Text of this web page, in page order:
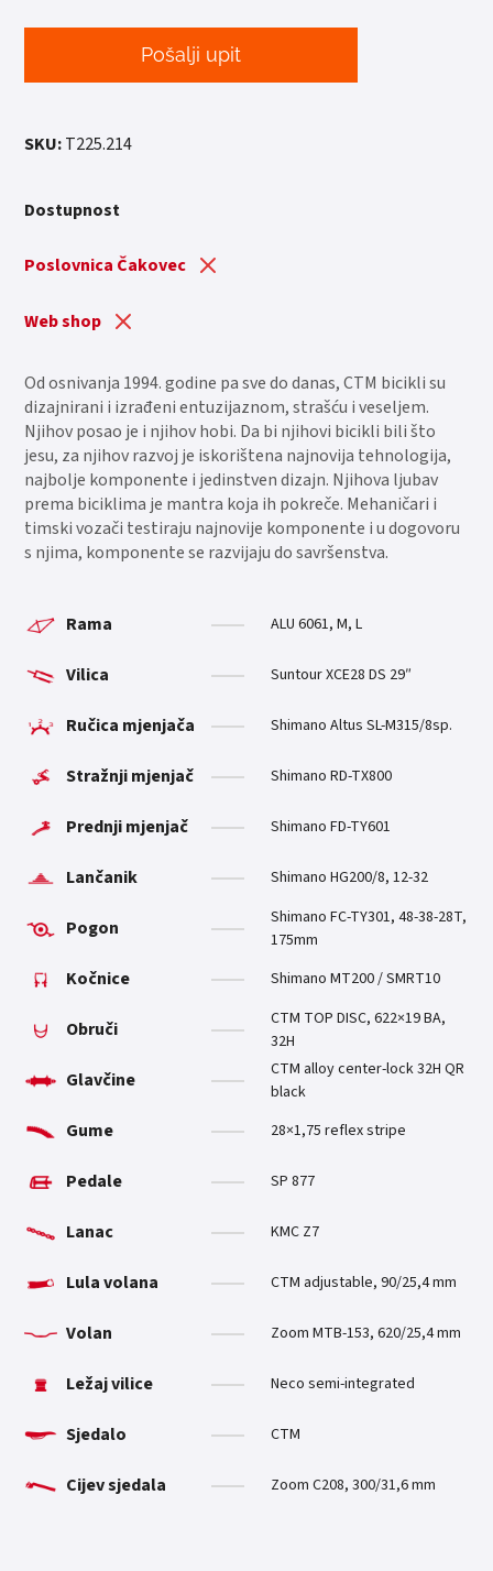
Pošalji upit
SKU:T225.214
Dostupnost
Poslovnica Čakovec
Web shop
Od osnivanja 1994. godine pa sve do danas, CTM bicikli su
dizajnirani i izrađeni entuzijaznom, strašću i veseljem.
Njihov posao je i njihov hobi. Da bi njihovi bicikli bili što
jesu, za njihov razvoj je iskorištena najnovija tehnologija,
najbolje komponente i jedinstven dizajn. Njihova ljubav
prema biciklima je mantra koja ih pokreče. Mehaničari i
timski vozači testiraju najnovije komponente i u dogovoru
s njima, komponente se razvijaju do savršenstva.
Rama ALU 6061, M, L
Vilica Suntour XCE28 DS 29″
Ručica mjenjača Shimano Altus SL-M315/8sp.
Stražnji mjenjač Shimano RD-TX800
Prednji mjenjač Shimano FD-TY601
Lančanik Shimano HG200/8, 12-32
Pogon
Shimano FC-TY301, 48-38-28T,
175mm
Kočnice Shimano MT200 / SMRT10
Obruči
CTM TOP DISC, 622×19 BA,
32H
Glavčine
CTM alloy center-lock 32H QR
black
Gume 28×1,75 reflex stripe
Pedale SP 877
Lanac KMC Z7
Lula volana CTM adjustable, 90/25,4 mm
Volan Zoom MTB-153, 620/25,4 mm
Ležaj vilice Neco semi-integrated
Sjedalo CTM
Cijev sjedala Zoom C208, 300/31,6 mm